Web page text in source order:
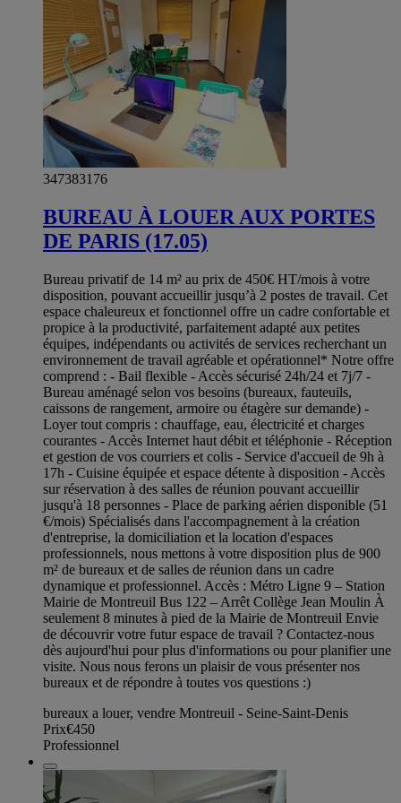
347383176
BUREAU À LOUER AUX PORTES
DE PARIS (17.05)
Bureau privatif de 14 m² au prix de 450€ HT/mois à votre
disposition, pouvant accueillir jusqu’à 2 postes de travail. Cet
espace chaleureux et fonctionnel offre un cadre confortable et
propice à la productivité, parfaitement adapté aux petites
équipes, indépendants ou activités de services recherchant un
environnement de travail agréable et opérationnel* Notre offre
comprend : - Bail flexible - Accès sécurisé 24h/24 et 7j/7 -
Bureau aménagé selon vos besoins (bureaux, fauteuils,
caissons de rangement, armoire ou étagère sur demande) -
Loyer tout compris : chauffage, eau, électricité et charges
courantes - Accès Internet haut débit et téléphonie - Réception
et gestion de vos courriers et colis - Service d'accueil de 9h à
17h - Cuisine équipée et espace détente à disposition - Accès
sur réservation à des salles de réunion pouvant accueillir
jusqu'à 18 personnes - Place de parking aérien disponible (51
€/mois) Spécialisés dans l'accompagnement à la création
d'entreprise, la domiciliation et la location d'espaces
professionnels, nous mettons à votre disposition plus de 900
m² de bureaux et de salles de réunion dans un cadre
dynamique et professionnel. Accès : Métro Ligne 9 – Station
Mairie de Montreuil Bus 122 – Arrêt Collège Jean Moulin À
seulement 8 minutes à pied de la Mairie de Montreuil Envie
de découvrir votre futur espace de travail ? Contactez-nous
dès aujourd'hui pour plus d'informations ou pour planifier une
visite. Nous nous ferons un plaisir de vous présenter nos
bureaux et de répondre à toutes vos questions :)
bureaux a louer, vendre Montreuil - Seine-Saint-Denis
Prix€450
Professionnel